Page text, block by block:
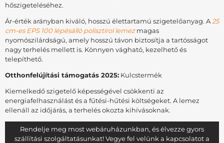
hőszigeteléséhez.
Ár-érték arányban kiváló, hosszú élettartamú szigetelőanyag. A 25
cm-es EPS 100 lépésálló polisztirol lemezmagas
nyomószilárdságú, amely hosszú távon biztosítja a tartósságot
nagy terhelés mellett is. Könnyen vágható, kezelhető és
telepíthető.
Otthonfelújítási támogatás 2025:Kulcstermék
Kiemelkedő szigetelő képességével csökkenti az
energiafelhasználást és a fűtési-hűtési költségeket. A lemez
ellenáll az időjárás, a terhelés okozta kihívásoknak.
Rendelje meg most webáruházunkban, és élvezze gyors
szállítási szolgáltatásunkat! Vegye fel velünk a kapcsolatot a